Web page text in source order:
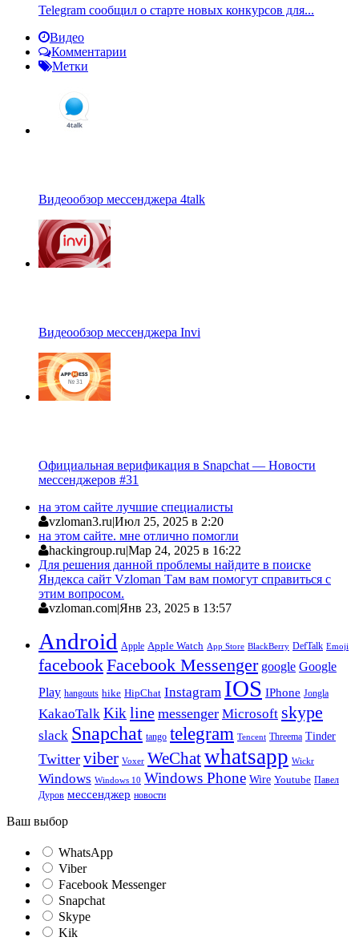
Telegram сообщил о старте новых конкурсов для...
Видео
Комментарии
Метки
Видеообзор мессенджера 4talk
Видеообзор мессенджера Invi
Официальная верификация в Snapchat — Новости
мессенджеров #31
на этом сайте лучшие специалисты
vzloman3.ru|Июл 25, 2025 в 2:20
на этом сайте. мне отлично помогли
hackingroup.ru|Мар 24, 2025 в 16:22
Для решения данной проблемы найдите в поиске
Яндекса сайт Vzloman Там вам помогут справиться с
этим вопросом.
vzloman.com|Янв 23, 2025 в 13:57
Android Apple Apple Watch App Store BlackBerry DefTalk Emoji
facebookFacebook Messenger google Google
Play hangouts hike HipChat Instagram IOS IPhone Jongla
KakaoTalk Kik line messenger Microsoft skype
slack Snapchat tango telegram Tencent Threema Tinder
Twitter viber Voxer WeChatwhatsapp Wickr
Windows Windows 10 Windows Phone Wire Youtube Павел
Дуров мессенджер новости
Ваш выбор
WhatsApp
Viber
Facebook Messenger
Snapchat
Skype
Kik